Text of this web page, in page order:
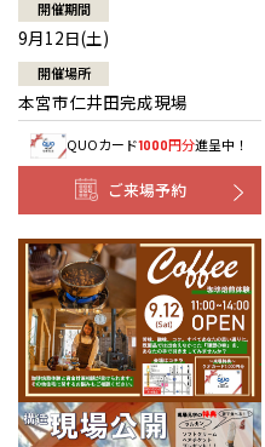
開催期間
9月12日(土)
開催場所
本宮市仁井田完成現場
QUOカード1000円分進呈中！
ご来場予約